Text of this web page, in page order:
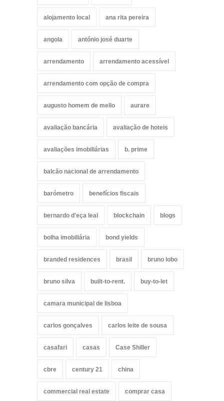
alojamento local ana rita pereira
angola antónio josé duarte
arrendamento arrendamento acessível
arrendamento com opção de compra
augusto homem de mello aurare
avaliação bancária avaliação de hoteis
avaliações imobiliárias b. prime
balcão nacional de arrendamento
barómetro benefícios fiscais
bernardo d'eça leal blockchain blogs
bolha imobiliária bond yields
branded residences brasil bruno lobo
bruno silva built-to-rent. buy-to-let
camara municipal de lisboa
carlos gonçalves carlos leite de sousa
casafari casas Case Shiller
cbre century 21 china
commercial real estate comprar casa